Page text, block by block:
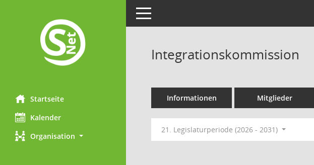
Startseite
Kalender
Organisation
Toggle navigation
Integrationskommission
Informationen Mitglieder
21. Legislaturperiode (2026 - 2031)